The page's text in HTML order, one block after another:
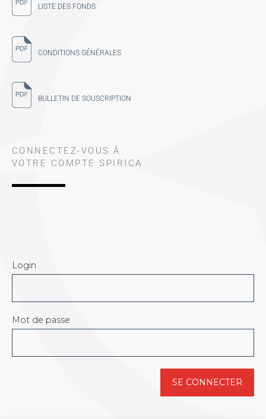
LISTE DES FONDS
CONDITIONS GÉNÉRALES
BULLETIN DE SOUSCRIPTION
CONNECTEZ-VOUS À
VOTRE COMPTE SPIRICA
Login
Mot de passe